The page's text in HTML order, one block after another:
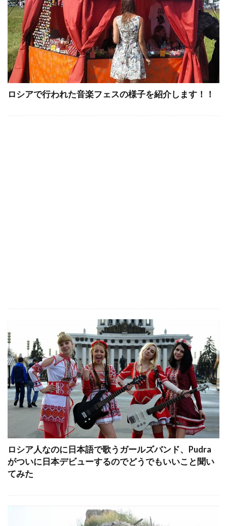
ロシアで行われた音楽フェスの様子を紹介します！！
ロシア人なのに日本語で歌うガールズバンド、Pudra
がついに日本デビューするのでどうでもいいこと聞い
てみた